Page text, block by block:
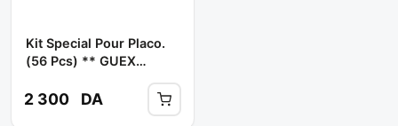
Kit Special Pour Placo.
(56 Pcs) ** GUEX
2 300 DA